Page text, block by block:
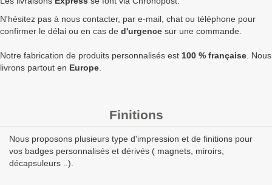
2500 1,27 € 1,52 € 3 810,00 €
Quantités Prix unitaire HT
personnalisé
Les clients Français paient le prix TTC (TVA 20%).
Les clients dans l’Union Européenne
possédant un numéro de
TVA intra-communautaire
N'hésitez pas à nous contacter, par e-mail, chat ou téléphone pour
confirmer le délai ou en cas de d'urgence sur une commande.
Notre fabrication de produits personnalisés est 100 % française. Nous
livrons partout en Europe.
Finitions
Nous proposons plusieurs type d'impression et de finitions pour
vos badges personnalisés et dérivés ( magnets, miroirs,
décapsuleurs ..).